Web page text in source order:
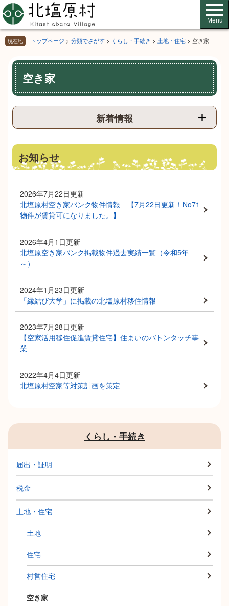
ペ
ー
ジ
の
先
メ
ニ
ュ
ー
を
Menu
現在地 トップページ > 分類でさがす > くらし・手続き > 土地・住宅 > 空き家
本
文
空き家
新着情報
お知らせ
2026年7月22日更新
北塩原村空き家バンク物件情報 【7月22日更新！No71
物件が賃貸可になりました。】
2026年4月1日更新
北塩原空き家バンク掲載物件過去実績一覧（令和5年
～）
2024年1月23日更新
「縁結び大学」に掲載の北塩原村移住情報
2023年7月28日更新
【空家活用移住促進賃貸住宅】住まいのバトンタッチ事
業
2022年4月4日更新
北塩原村空家等対策計画を策定
くらし・手続き
届出・証明
税金
土地・住宅
土地
住宅
村営住宅
空き家